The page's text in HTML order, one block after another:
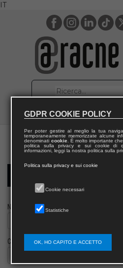
IT
Nome
Cognome
GDPR COOKIE POLICY
Per poter gestire al meglio la tua
temporaneamente memorizzate alcune
denominati cookie. È molto importante
politica sulla privacy e sui cookie di
informazioni, leggi la nostra politica sulla
Politica sulla privacy e sui cookie
Cookie necessari
Statistiche
OK, HO CAPITO E ACCETTO